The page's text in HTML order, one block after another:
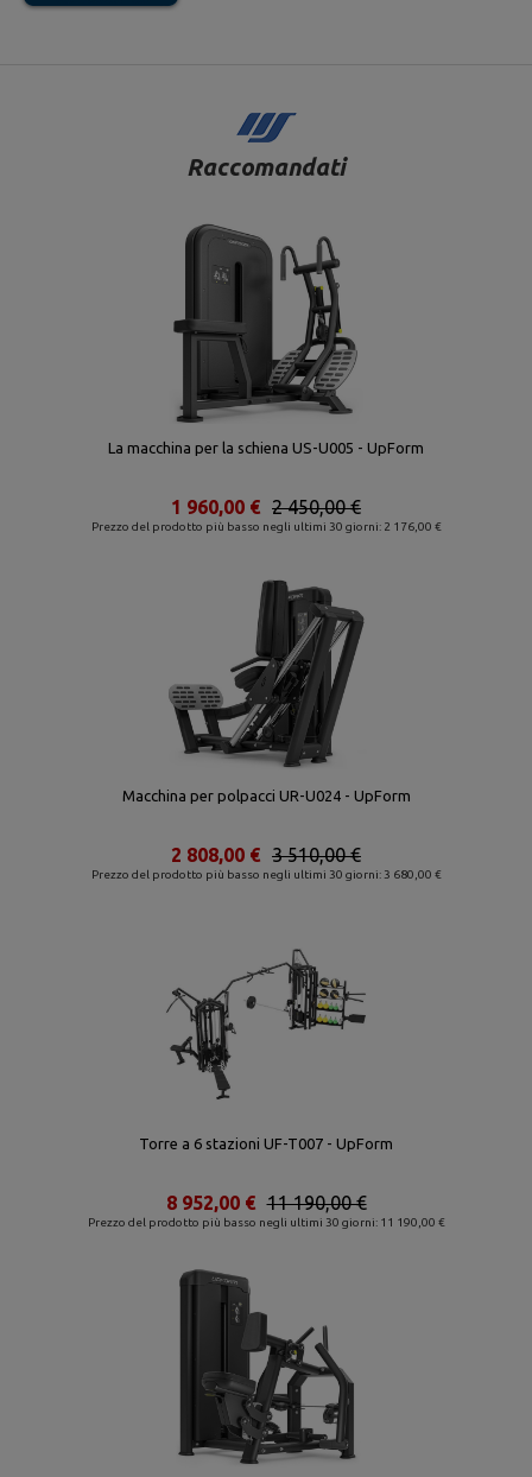
Raccomandati
La macchina per la schiena US-U005 - UpForm
Prezzo del prodotto più basso negli ultimi 30 giorni: 2 176,00 €
2 450,00 €
1 960,00 €
Macchina per polpacci UR-U024 - UpForm
Prezzo del prodotto più basso negli ultimi 30 giorni: 3 680,00 €
3 510,00 €
2 808,00 €
Torre a 6 stazioni UF-T007 - UpForm
Prezzo del prodotto più basso negli ultimi 30 giorni: 11 190,00 €
11 190,00 €
8 952,00 €